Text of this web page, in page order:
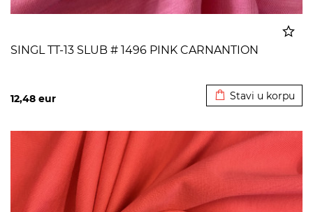
SINGL TT-13 SLUB # 1496 PINK CARNANTION
12,48 eur Stavi u korpu